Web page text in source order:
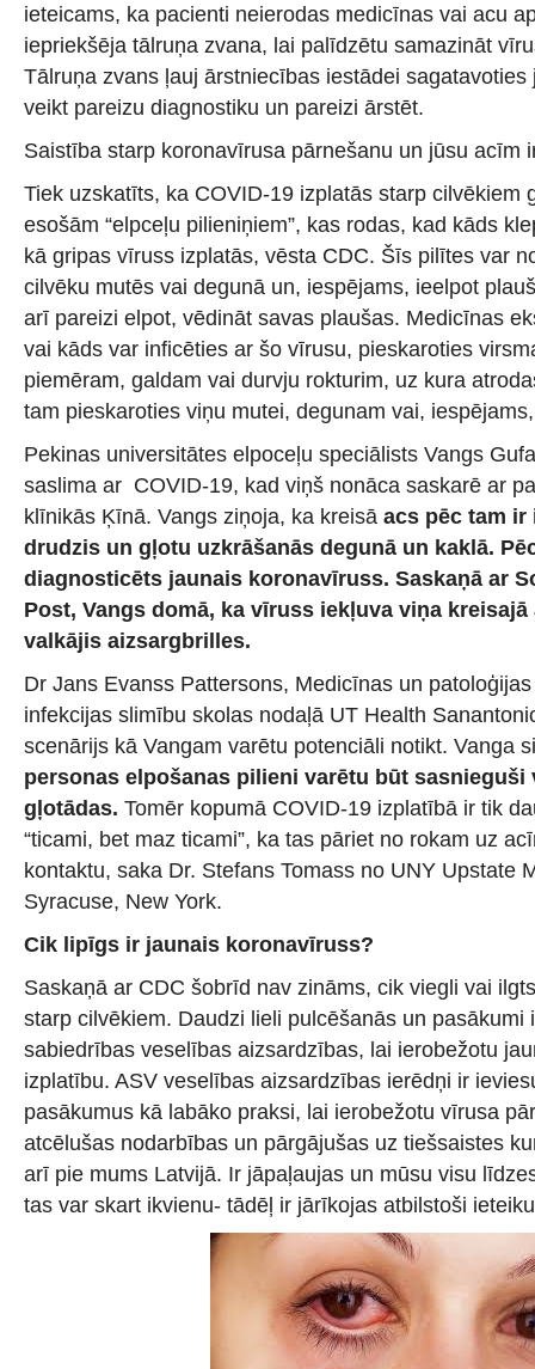
ieteicams, ka pacienti neierodas medicīnas vai acu
iepriekšēja tālruņa zvana, lai palīdzētu samazināt
Tālruņa zvans ļauj ārstniecības iestādei
veikt pareizu diagnostiku un pareizi ārstēt.
Saistība starp koronavīrusa pārnešanu un jūsu acīm
Tiek uzskatīts, ka COVID-19 izplatās starp cilvēkiem
esošām “elpceļu pilieniņiem”, kas rodas, kad kāds
kā gripas vīruss izplatās, vēsta CDC. Šīs pilītes var
cilvēku mutēs vai degunā un, iespējams, ieelpot
arī pareizi elpot, vēdināt savas plaušas. Medicīnas
vai kāds var inficēties ar šo vīrusu, pieskaroties
piemēram, galdam vai durvju rokturim, uz kura
tam pieskaroties viņu mutei, degunam vai,
Pekinas universitātes elpoceļu speciālists Vangs
saslima ar COVID-19, kad viņš nonāca saskarē ar
klīnikās Ķīnā. Vangs ziņoja, ka kreisā acs pēc tam ir
drudzis un gļotu uzkrāšanās degunā un kaklā.
diagnosticēts jaunais koronavīruss. Saskaņā ar
Post, Vangs domā, ka vīruss iekļuva viņa
valkājis aizsargbrilles.
Dr Jans Evanss Pattersons, Medicīnas un
infekcijas slimību skolas nodaļā UT Health
scenārijs kā Vangam varētu potenciāli notikt. Vanga
personas elpošanas pilieni varētu būt sasnieguši
gļotādas. Tomēr kopumā COVID-19 izplatībā ir tik
“ticami, bet maz ticami”, ka tas pāriet no rokam uz
kontaktu, saka Dr. Stefans Tomass no UNY Upstate
Syracuse, New York.
Cik lipīgs ir jaunais koronavīruss?
Saskaņā ar CDC šobrīd nav zināms, cik viegli vai
starp cilvēkiem. Daudzi lieli pulcēšanās un pasākumi
sabiedrības veselības aizsardzības, lai ierobežotu
izplatību. ASV veselības aizsardzības ierēdņi ir
pasākumus kā labāko praksi, lai ierobežotu vīrusa
atcēlušas nodarbības un pārgājušas uz tiešsaistes
arī pie mums Latvijā. Ir jāpaļaujas un mūsu visu
tas var skart ikvienu- tādēļ ir jārīkojas atbilstoši